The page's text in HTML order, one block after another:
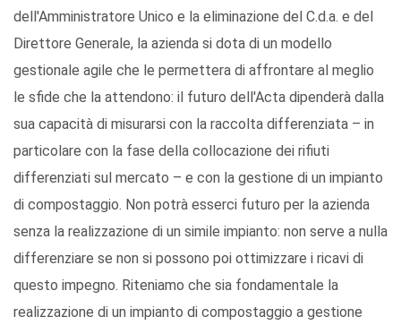
dell'Amministratore Unico e la eliminazione del C.d.a. e del
Direttore Generale, la azienda si dota di un modello
gestionale agile che le permettera di affrontare al meglio
le sfide che la attendono: il futuro dell'Acta dipenderà dalla
sua capacità di misurarsi con la raccolta differenziata – in
particolare con la fase della collocazione dei rifiuti
differenziati sul mercato – e con la gestione di un impianto
di compostaggio. Non potrà esserci futuro per la azienda
senza la realizzazione di un simile impianto: non serve a nulla
differenziare se non si possono poi ottimizzare i ricavi di
questo impegno. Riteniamo che sia fondamentale la
realizzazione di un impianto di compostaggio a gestione